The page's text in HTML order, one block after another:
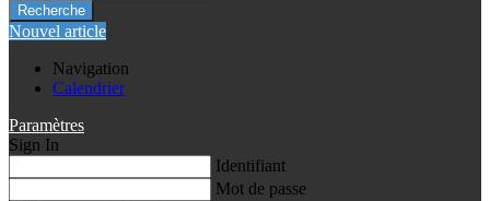
Recherche
Nouvel article
Navigation
Calendrier
Paramètres
Sign In
Identifiant
Mot de passe